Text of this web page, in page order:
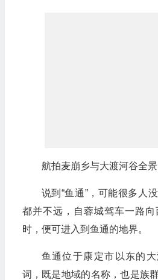
航拍麦崩乡与大渡河谷全景
说到“鱼通”，可能很多人
都并不远，自蓉城驾车一路
时，便可进入到鱼通的地界。
鱼通位于康定市以东的大
词，既是地域的名称，也是族